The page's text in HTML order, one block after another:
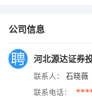
公司信息
河北源达证券
联系人： 石晓薇
联系电话：